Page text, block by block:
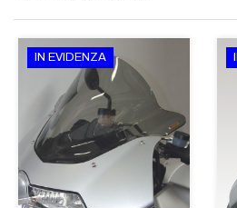
IN EVIDENZA